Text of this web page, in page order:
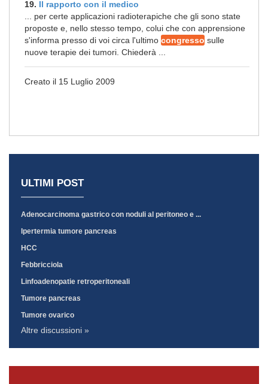
19. Il rapporto con il medico
... per certe applicazioni radioterapiche che gli sono state
proposte e, nello stesso tempo, colui che con apprensione
s'informa presso di voi circa l'ultimo congresso sulle
nuove terapie dei tumori. Chiederà ...
Creato il 15 Luglio 2009
ULTIMI POST
Adenocarcinoma gastrico con noduli al peritoneo e ...
Ipertermia tumore pancreas
HCC
Febbricciola
Linfoadenopatie retroperitoneali
Tumore pancreas
Tumore ovarico
Altre discussioni »